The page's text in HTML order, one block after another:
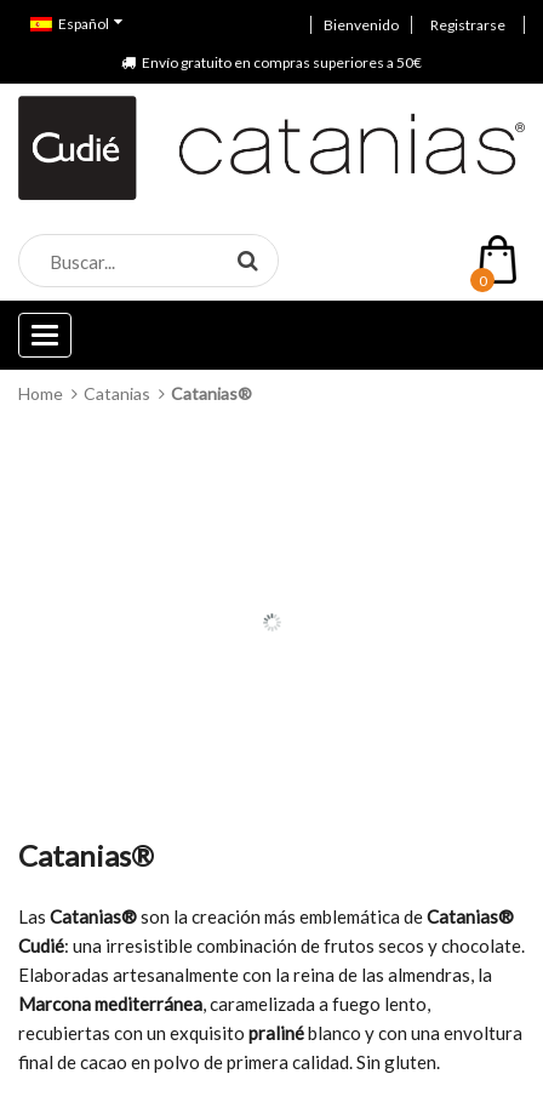
Bienvenido Registrarse
Español
Envío gratuito en compras superiores a 50€
0
Categories
Home Catanias Catanias®
Catanias®
Las Catanias®son la creación más emblemática deCatanias®
Cudié: una irresistible combinación de frutos secos y chocolate.
Elaboradas artesanalmente con la reina de las almendras, la
Marcona mediterránea, caramelizada a fuego lento,
recubiertas con un exquisito pralinéblanco y con una envoltura
final de cacao en polvo de primera calidad. Sin gluten.